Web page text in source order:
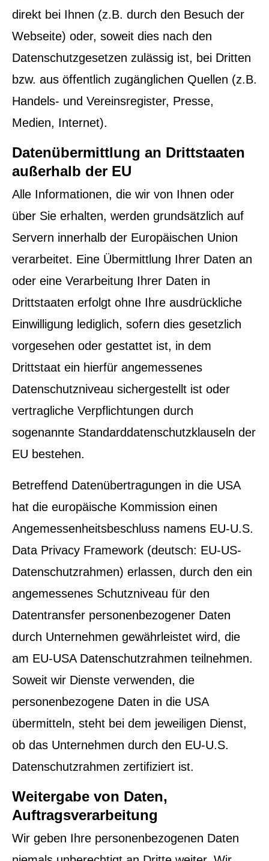
direkt bei Ihnen (z.B. durch den Besuch der
Webseite) oder, soweit dies nach den
Datenschutzgesetzen zulässig ist, bei Dritten
bzw. aus öffentlich zugänglichen Quellen (z.B.
Handels- und Vereinsregister, Presse,
Medien, Internet).
Datenübermittlung an Drittstaaten
außerhalb der EU
Alle Informationen, die wir von Ihnen oder
über Sie erhalten, werden grundsätzlich auf
Servern innerhalb der Europäischen Union
verarbeitet. Eine Übermittlung Ihrer Daten an
oder eine Verarbeitung Ihrer Daten in
Drittstaaten erfolgt ohne Ihre ausdrückliche
Einwilligung lediglich, sofern dies gesetzlich
vorgesehen oder gestattet ist, in dem
Drittstaat ein hierfür angemessenes
Datenschutzniveau sichergestellt ist oder
vertragliche Verpflichtungen durch
sogenannte Standarddatenschutzklauseln der
EU bestehen.
Betreffend Datenübertragungen in die USA
hat die europäische Kommission einen
Angemessenheitsbeschluss namens EU-U.S.
Data Privacy Framework (deutsch: EU-US-
Datenschutzrahmen) erlassen, durch den ein
angemessenes Schutzniveau für den
Datentransfer personenbezogener Daten
durch Unternehmen gewährleistet wird, die
am EU-USA Datenschutzrahmen teilnehmen.
Soweit wir Dienste verwenden, die
personenbezogene Daten in die USA
übermitteln, steht bei dem jeweiligen Dienst,
ob das Unternehmen durch den EU-U.S.
Datenschutzrahmen zertifiziert ist.
Weitergabe von Daten,
Auftragsverarbeitung
Wir geben Ihre personenbezogenen Daten